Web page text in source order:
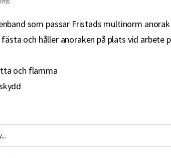
som passar Fristads multinorm anorak
och håller anoraken på plats vid arbete
och flamma